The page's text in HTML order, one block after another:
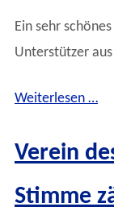
Ein sehr
Unterstützer
Weiterlesen …
Verein
Stimme